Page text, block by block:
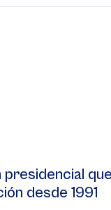
presidencial
desde 1991